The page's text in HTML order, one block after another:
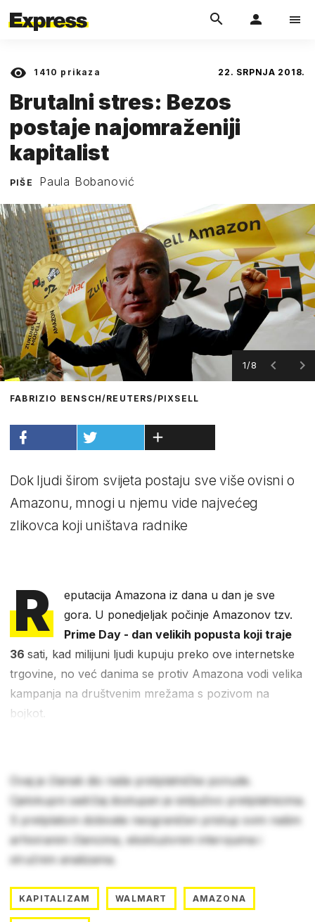
1410 prikaza 22. SRPNJA 2018.
Brutalni stres: Bezos
postaje najomraženiji
kapitalist
PIŠE Paula Bobanović
1/8
FABRIZIO BENSCH/REUTERS/PIXSELL
Dok ljudi širom svijeta postaju sve više ovisni o
Amazonu, mnogi u njemu vide najvećeg
zlikovca koji uništava radnike
R
eputacija Amazona iz dana u dan je sve
gora. U ponedjeljak počinje Amazonov tzv.
Prime Day - dan velikih popusta koji traje
36 sati, kad milijuni ljudi kupuju preko ove internetske
trgovine, no već danima se protiv Amazona vodi velika
kampanja na društvenim mrežama s pozivom na
bojkot.
Ovaj je članak dio naše pretplatničke ponude.
Cjelokupni sadržaj dostupan je isključivo pretplatnicima.
S pretplatom dobivate neograničen pristup svim našim
arhiviranim člancima, ekskluzivnim intervjuima i
stručnim analizama.
KAPITALIZAM WALMART AMAZONA